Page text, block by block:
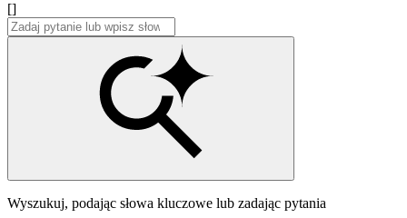
[]
Wyszukuj, podając słowa kluczowe lub zadając pytania